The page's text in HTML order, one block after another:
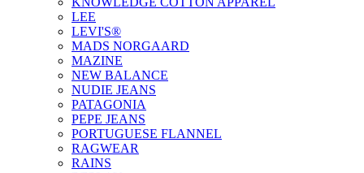
LEE
LEVI'S®
MADS NORGAARD
MAZINE
NEW BALANCE
NUDIE JEANS
PATAGONIA
PEPE JEANS
PORTUGUESE FLANNEL
RAGWEAR
RAINS